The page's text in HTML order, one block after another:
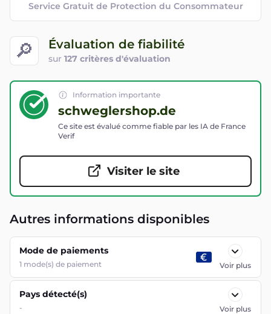
🔎 Évaluation de fiabilité
sur 127 critères d'évaluation
Service Gratuit de Protection du Consommateur
Information importante
schweglershop.de
Ce site est évalué comme fiable par les IA de France
Verif
Visiter le site
Autres informations disponibles
Mode de paiements
1 mode(s) de paiement Voir plus
Pays détecté(s)
- Voir plus